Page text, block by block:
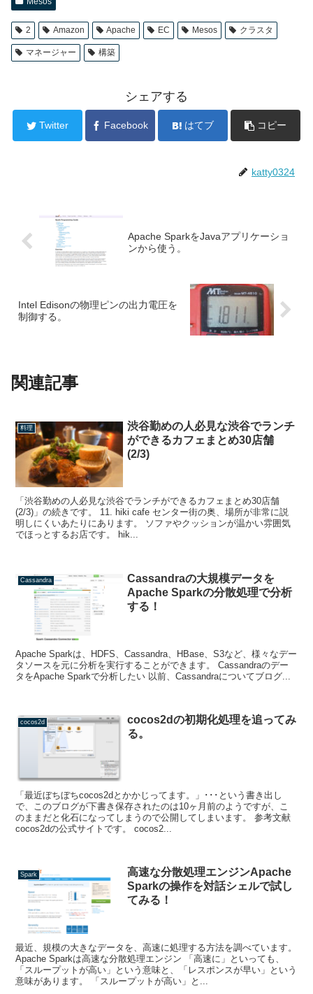
2 Amazon Apache EC Mesos クラスタ
マネージャー 構築
シェアする
Twitter Facebook はてブ コピー
katty0324
Apache SparkをJavaアプリケーショ
ンから使う。
Intel Edisonの物理ピンの出力電圧を
制御する。
関連記事
料理
渋谷勤めの人必見な渋谷でランチ
ができるカフェまとめ30店舗
(2/3)
「渋谷勤めの人必見な渋谷でランチができるカフェまとめ30店舗
(2/3)」の続きです。 11. hiki cafe センター街の奥、場所が非常に説
明しにくいあたりにあります。 ソファやクッションが温かい雰囲気
でほっとするお店です。 hik...
Cassandra
Cassandraの大規模データを
Apache Sparkの分散処理で分析
する！
Apache Sparkは、HDFS、Cassandra、HBase、S3など、様々なデー
タソースを元に分析を実行することができます。 Cassandraのデー
タをApache Sparkで分析したい 以前、Cassandraについてブログ...
cocos2d
cocos2dの初期化処理を追ってみ
る。
「最近ぼちぼちcocos2dとかかじってます。」･･･という書き出し
で、このブログが下書き保存されたのは10ヶ月前のようですが、こ
のままだと化石になってしまうので公開してしまいます。 参考文献
cocos2dの公式サイトです。 cocos2...
Spark
高速な分散処理エンジンApache
Sparkの操作を対話シェルで試し
てみる！
最近、規模の大きなデータを、高速に処理する方法を調べています。
Apache Sparkは高速な分散処理エンジン 「高速に」といっても、
「スループットが高い」という意味と、「レスポンスが早い」という
意味があります。 「スループットが高い」と...